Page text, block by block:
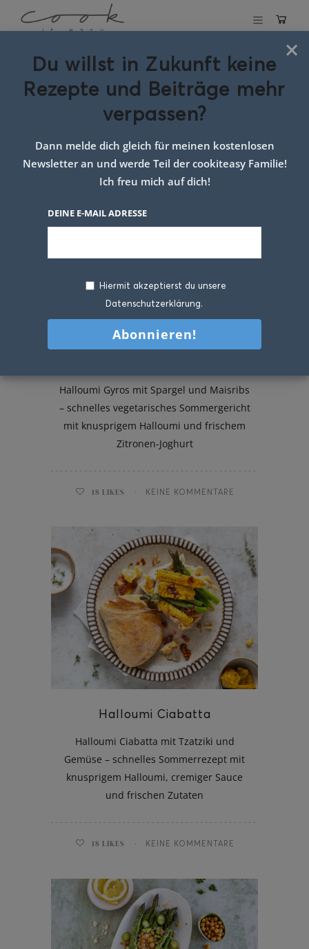
Schlagwort:
vegetarisches
alltagsgericht
Halloumi Gyros mit Spargel und Maisribs
– schnelles vegetarisches Sommergericht
mit knusprigem Halloumi und frischem
Zitronen-Joghurt
18 LIKES KEINE KOMMENTARE
Halloumi Ciabatta
Halloumi Ciabatta mit Tzatziki und
Gemüse – schnelles Sommerrezept mit
knusprigem Halloumi, cremiger Sauce
und frischen Zutaten
18 LIKES KEINE KOMMENTARE
×
Du willst in Zukunft keine
Rezepte und Beiträge mehr
verpassen?
Dann melde dich gleich für meinen kostenlosen
Newsletter an und werde Teil der cookiteasy Familie!
Ich freu mich auf dich!
DEINE E-MAIL ADRESSE
Hiermit akzeptierst du unsere
Datenschutzerklärung.